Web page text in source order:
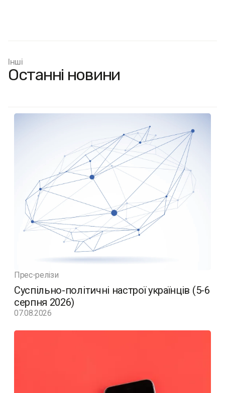
Інші
Останні новини
Прес-релізи
Суспільно-політичні настрої українців (5-6
серпня 2026)
07.08.2026